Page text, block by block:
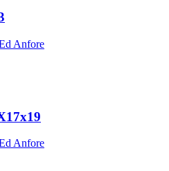
Anfore
Anfore